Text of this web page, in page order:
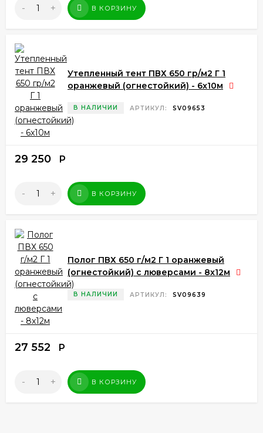
- + В КОРЗИНУ
Утепленный тент ПВХ 650 гр/м2 Г 1
оранжевый (огнестойкий) - 6x10м
В НАЛИЧИИ АРТИКУЛ: SV09653
29 250 Р
- + В КОРЗИНУ
Полог ПВХ 650 г/м2 Г 1 оранжевый
(огнестойкий) с люверсами - 8x12м
В НАЛИЧИИ АРТИКУЛ: SV09639
27 552 Р
- + В КОРЗИНУ